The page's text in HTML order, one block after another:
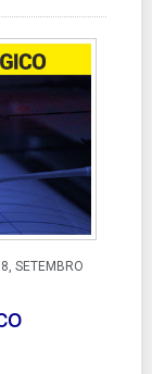
SETEMBRO